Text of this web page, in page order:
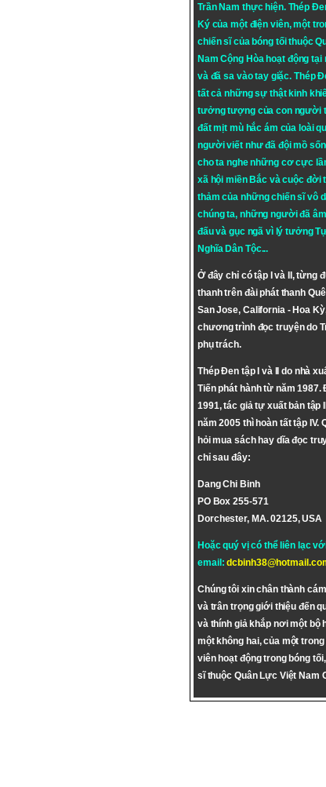
Trần Nam thực hiện. Thép
Ký của một điện viên, một
chiến sĩ của bóng tối thuộc
Nam Cộng Hòa hoạt động tại
và đã sa vào tay giặc. Thép
tất cả những sự thật kinh
tưởng tượng của con người
đất mịt mù hắc ám của loài
người viết như đã đội mồ
cho ta nghe những cơ cực
xã hội miền Bắc và cuộc đời
thảm của những chiến sĩ vô
chúng ta, những người đã
đấu và gục ngã vì lý tưởng
Nghĩa Dân Tộc...
Ở đây chỉ có tập I và II, từng
thanh trên đài phát thanh
San Jose, California - Hoa
chương trình đọc truyện do
phụ trách.
Thép Đen tập I và II do nhà
Tiến phát hành từ năm 1987.
1991, tác giả tự xuất bản tập
năm 2005 thì hoàn tất tập IV.
hỏi mua sách hay dĩa đọc
chỉ sau đây:
Dang Chi Binh
PO Box 255-571
Dorchester, MA. 02125, USA
Hoặc quý vị có thể liên lạc
email:
Chúng tôi xin chân thành
và trân trọng giới thiệu đến
và thính giả khắp nơi một bộ
một không hai, của một
viên hoạt động trong bóng
sĩ thuộc Quân Lực Việt Nam